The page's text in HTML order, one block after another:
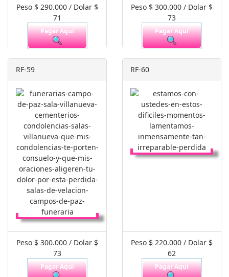
Peso $ 290.000 / Dolar $
71
Pagar Aquí
Peso $ 300.000 / Dolar $
73
Pagar Aquí
RF-59
Peso $ 300.000 / Dolar $
73
Pagar Aquí
RF-60
Peso $ 220.000 / Dolar $
62
Pagar Aquí